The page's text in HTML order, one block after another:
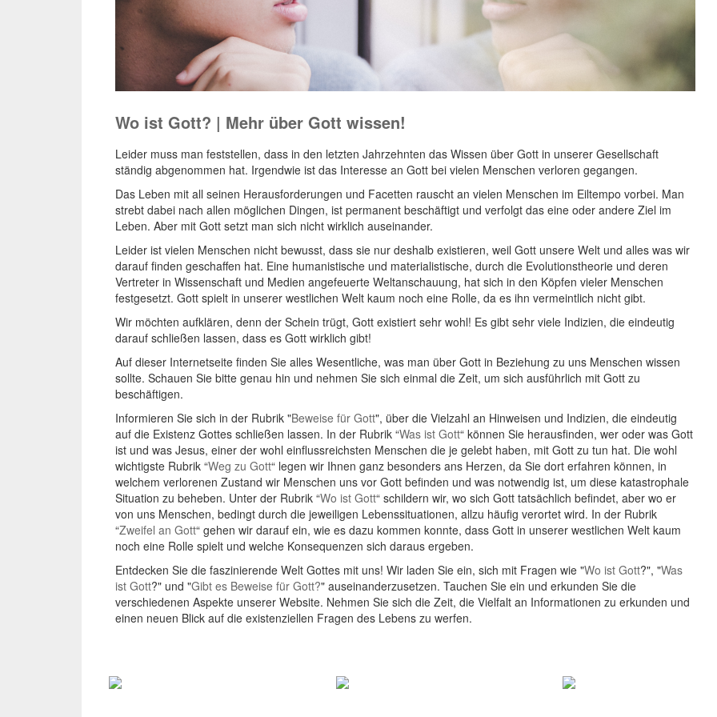
Wo ist Gott? | Mehr über Gott wissen!
Leider muss man feststellen, dass in den letzten Jahrzehnten das Wissen über Gott in unserer Gesellschaft
ständig abgenommen hat. Irgendwie ist das Interesse an Gott bei vielen Menschen verloren gegangen.
Das Leben mit all seinen Herausforderungen und Facetten rauscht an vielen Menschen im Eiltempo vorbei. Man
strebt dabei nach allen möglichen Dingen, ist permanent beschäftigt und verfolgt das eine oder andere Ziel im
Leben. Aber mit Gott setzt man sich nicht wirklich auseinander.
Leider ist vielen Menschen nicht bewusst, dass sie nur deshalb existieren, weil Gott unsere Welt und alles was wir
darauf finden geschaffen hat. Eine humanistische und materialistische, durch die Evolutionstheorie und deren
Vertreter in Wissenschaft und Medien angefeuerte Weltanschauung, hat sich in den Köpfen vieler Menschen
festgesetzt. Gott spielt in unserer westlichen Welt kaum noch eine Rolle, da es ihn vermeintlich nicht gibt.
Wir möchten aufklären, denn der Schein trügt, Gott existiert sehr wohl! Es gibt sehr viele Indizien, die eindeutig
darauf schließen lassen, dass es Gott wirklich gibt!
Auf dieser Internetseite finden Sie alles Wesentliche, was man über Gott in Beziehung zu uns Menschen wissen
sollte. Schauen Sie bitte genau hin und nehmen Sie sich einmal die Zeit, um sich ausführlich mit Gott zu
beschäftigen.
Informieren Sie sich in der Rubrik "Beweise für Gott", über die Vielzahl an Hinweisen und Indizien, die eindeutig
auf die Existenz Gottes schließen lassen. In der Rubrik “Was ist Gott“ können Sie herausfinden, wer oder was Gott
ist und was Jesus, einer der wohl einflussreichsten Menschen die je gelebt haben, mit Gott zu tun hat. Die wohl
wichtigste Rubrik “Weg zu Gott“ legen wir Ihnen ganz besonders ans Herzen, da Sie dort erfahren können, in
welchem verlorenen Zustand wir Menschen uns vor Gott befinden und was notwendig ist, um diese katastrophale
Situation zu beheben. Unter der Rubrik “Wo ist Gott“ schildern wir, wo sich Gott tatsächlich befindet, aber wo er
von uns Menschen, bedingt durch die jeweiligen Lebenssituationen, allzu häufig verortet wird. In der Rubrik
“Zweifel an Gott“ gehen wir darauf ein, wie es dazu kommen konnte, dass Gott in unserer westlichen Welt kaum
noch eine Rolle spielt und welche Konsequenzen sich daraus ergeben.
Entdecken Sie die faszinierende Welt Gottes mit uns! Wir laden Sie ein, sich mit Fragen wie "Wo ist Gott?", "Was
ist Gott?" und "Gibt es Beweise für Gott?" auseinanderzusetzen. Tauchen Sie ein und erkunden Sie die
verschiedenen Aspekte unserer Website. Nehmen Sie sich die Zeit, die Vielfalt an Informationen zu erkunden und
einen neuen Blick auf die existenziellen Fragen des Lebens zu werfen.